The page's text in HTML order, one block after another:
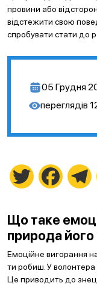
провини або
відстежити свою
спробувати стати до
05 Грудня
переглядів
Twitter
Що таке
природа
Емоційне вигорання
ти робиш. У волонтера
Це приводить до